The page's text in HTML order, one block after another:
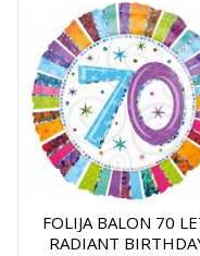
FOLIJA BALON 70
RADIANT